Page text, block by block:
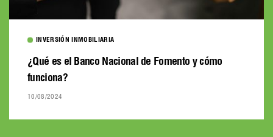
INVERSIÓN INMOBILIARIA
¿Qué es el Banco Nacional de Fomento y cómo
funciona?
10/08/2024